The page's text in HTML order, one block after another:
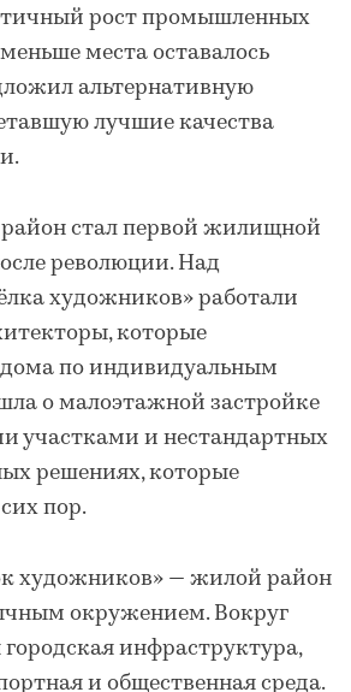
рост промышленных
места оставалось
альтернативную
лучшие качества
стал первой жилищной
революции. Над
художников» работали
которые
по индивидуальным
о малоэтажной застройке
участками и нестандартных
решениях, которые
пор.
художников» — жилой район
окружением. Вокруг
инфраструктура,
и общественная среда.